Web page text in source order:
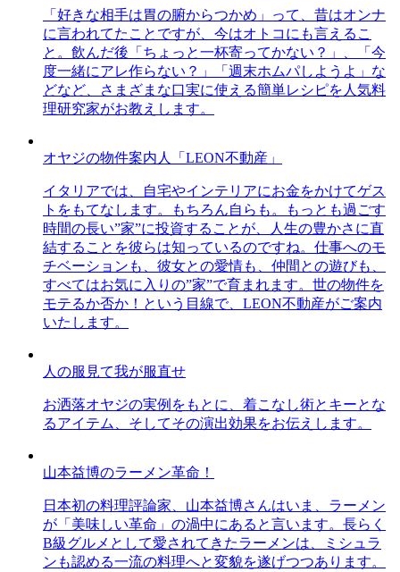
「好きな相手は胃の腑からつかめ」って、昔はオンナ
に言われてたことですが、今はオトコにも言えるこ
と。飲んだ後「ちょっと一杯寄ってかない？」、「今
度一緒にアレ作らない？」「週末ホムパしようよ」な
どなど、さまざまな口実に使える簡単レシピを人気料
理研究家がお教えします。
オヤジの物件案内人「LEON不動産」
イタリアでは、自宅やインテリアにお金をかけてゲス
トをもてなします。もちろん自らも。もっとも過ごす
時間の長い”家”に投資することが、人生の豊かさに直
結することを彼らは知っているのですね。仕事へのモ
チベーションも、彼女との愛情も、仲間との遊びも、
すべてはお気に入りの”家”で育まれます。世の物件を
モテるか否か！という目線で、LEON不動産がご案内
いたします。
人の服見て我が服直せ
お洒落オヤジの実例をもとに、着こなし術とキーとな
るアイテム、そしてその演出効果をお伝えします。
山本益博のラーメン革命！
日本初の料理評論家、山本益博さんはいま、ラーメン
が「美味しい革命」の渦中にあると言います。長らく
B級グルメとして愛されてきたラーメンは、ミシュラ
ンも認める一流の料理へと変貌を遂げつつあります。